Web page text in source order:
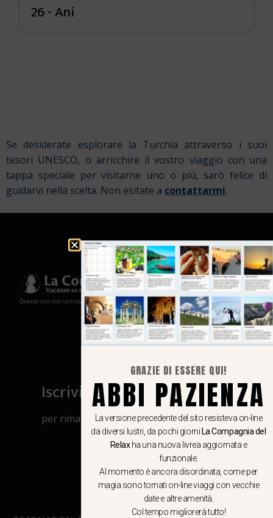
26 - Ani
Se desiderate esplorare la Turchia attraverso i suoi
tesori UNESCO, o arricchire il vostro viaggio con una
tappa speciale per visitarne uno o più, sarò felice di
guidarvi nella scelta. Non esitate a contattarmi.
Questo sito non utilizza cookies e non memorizza in alcun modo le tue informazioni
Iscriviti al canale Whatsapp
per rimanere aggiornato su viaggi, eventi
e notizie!
CLICCA QUI
GRAZIE DI ESSERE QUI!
ABBI PAZIENZA
La versione precedente del sito resisteva on-line
da diversi lustri, da pochi giorni La Compagnia del
Relaxha una nuova livrea aggiornata e
funzionale.
Al momento è ancora disordinata, come per
magia sono tornati on-line viaggi con vecchie
date e altre amenità.
Col tempo migliorerà tutto!